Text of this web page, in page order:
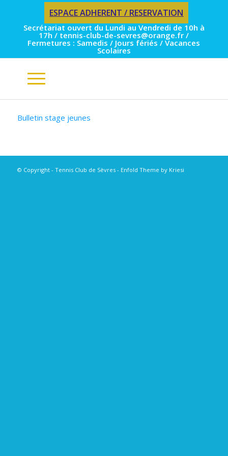
ESPACE ADHERENT / RESERVATION
Secrétariat ouvert du Lundi au Vendredi de 10h à
17h / tennis-club-de-sevres@orange.fr /
Fermetures : Samedis / Jours fériés / Vacances
Scolaires
Bulletin stage jeunes
© Copyright - Tennis Club de Sèvres - Enfold Theme by Kriesi